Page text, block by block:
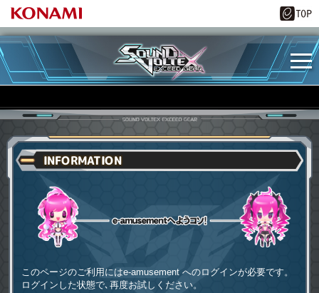
INFORMATION
このページのご利用にはe-amusement へのログインが必要です。
ログインした状態で､再度お試しください。